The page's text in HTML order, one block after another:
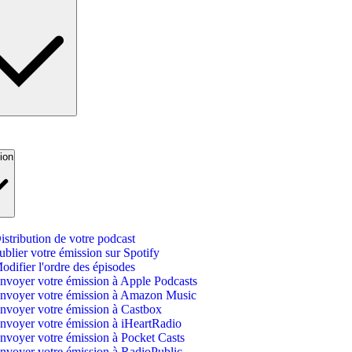
de votre podcast
votre émission sur Spotify
l'ordre des épisodes
votre émission à Apple Podcasts
votre émission à Amazon Music
votre émission à Castbox
votre émission à iHeartRadio
votre émission à Pocket Casts